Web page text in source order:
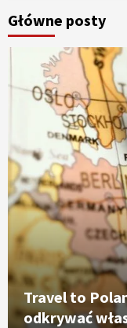
Główne posty
Travel to
odkrywać